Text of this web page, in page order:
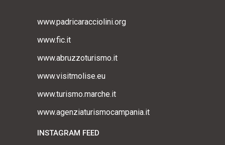
www.padricaracciolini.org
www.fic.it
www.abruzzoturismo.it
www.visitmolise.eu
www.turismo.marche.it
www.agenziaturismocampania.it
INSTAGRAM FEED